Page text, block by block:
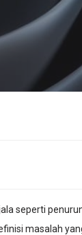
seperti
masalah